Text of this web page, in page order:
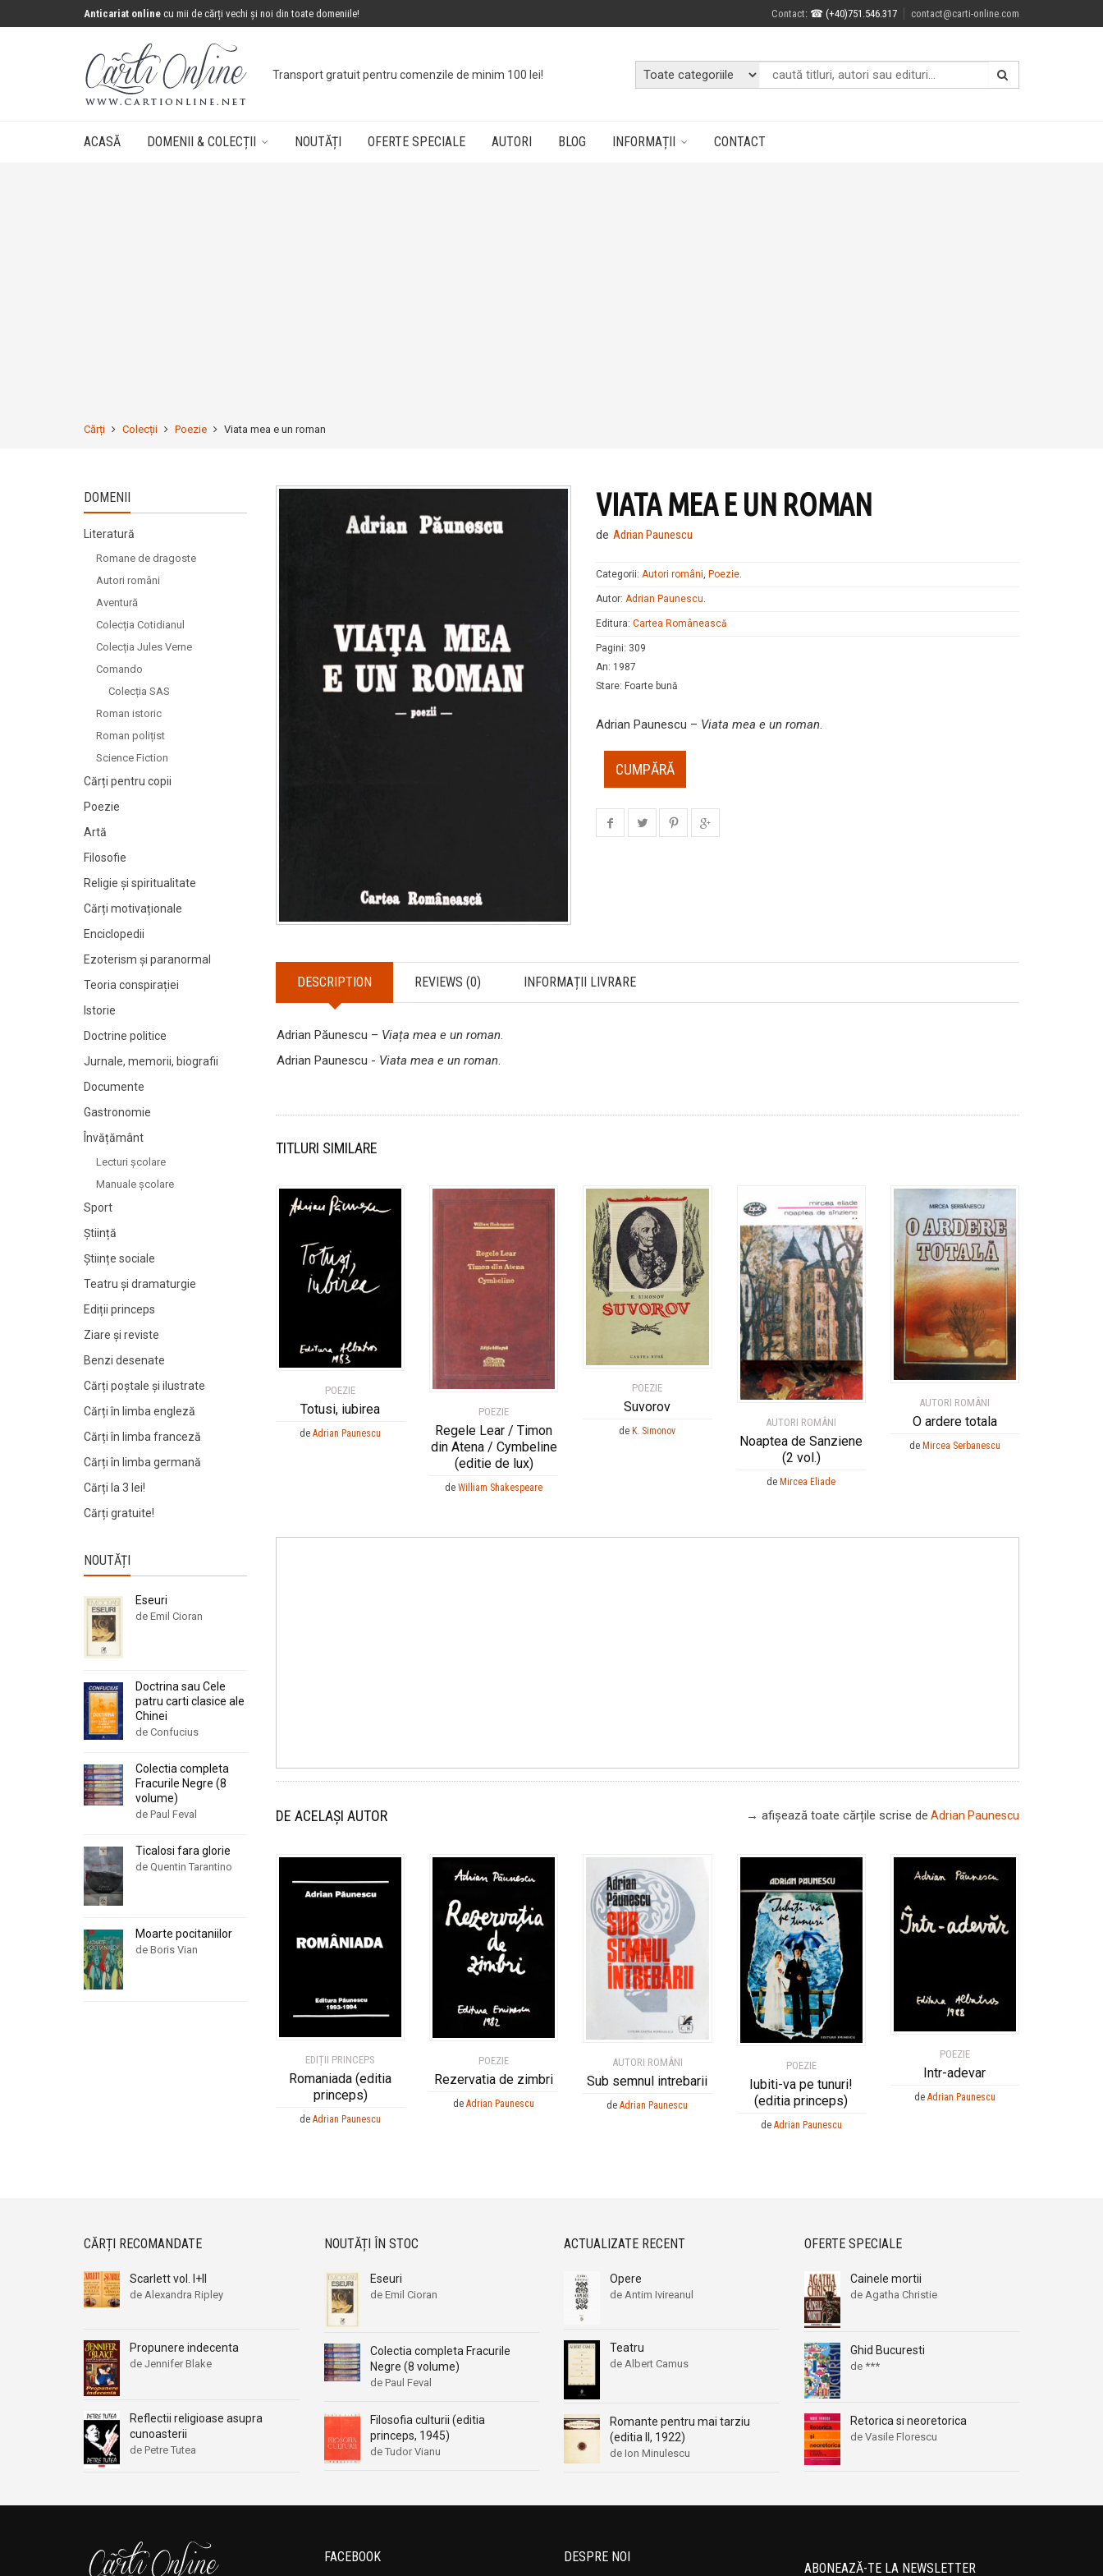
Anticariat online cu mii de cărți vechi și noi din toate domeniile! Contact: ☎ (+40)751.546.317 contact@carti-online.com
Transport gratuit pentru comenzile de minim 100 lei!
ACASĂ DOMENII & COLECȚII NOUTĂȚI OFERTE SPECIALE AUTORI BLOG INFORMAȚII CONTACT
Cărți Colecții Poezie Viata mea e un roman
VIATA MEA E UN ROMAN
de Adrian Paunescu
Categorii: Autori români, Poezie.
Autor: Adrian Paunescu.
Editura: Cartea Românească
Pagini: 309
An: 1987
Stare: Foarte bună
Adrian Paunescu – Viata mea e un roman.
CUMPĂRĂ
DESCRIPTION REVIEWS (0) INFORMAȚII LIVRARE
Adrian Păunescu – Viața mea e un roman.
Adrian Paunescu - Viata mea e un roman.
TITLURI SIMILARE
POEZIE
Totusi, iubirea
deAdrian Paunescu
POEZIE
Regele Lear / Timon
din Atena / Cymbeline
(editie de lux)
deWilliam Shakespeare
POEZIE
Suvorov
deK. Simonov
AUTORI ROMÂNI
Noaptea de Sanziene
(2 vol.)
de Mircea Eliade
AUTORI ROMÂNI
O ardere totala
de Mircea Serbanescu
DE ACELAȘI AUTOR → afișează toate cărțile scrise de Adrian Paunescu
EDIȚII PRINCEPS
Romaniada (editia
princeps)
deAdrian Paunescu
POEZIE
Rezervatia de zimbri
deAdrian Paunescu
AUTORI ROMÂNI
Sub semnul intrebarii
deAdrian Paunescu
POEZIE
Iubiti-va pe tunuri!
(editia princeps)
de Adrian Paunescu
POEZIE
Intr-adevar
de Adrian Paunescu
DOMENII
Literatură
Romane de dragoste
Autori români
Aventură
Colecția Cotidianul
Colecția Jules Verne
Comando
Colecția SAS
Roman istoric
Roman polițist
Science Fiction
Cărți pentru copii
Poezie
Artă
Filosofie
Religie și spiritualitate
Cărți motivaționale
Enciclopedii
Ezoterism și paranormal
Teoria conspirației
Istorie
Doctrine politice
Jurnale, memorii, biografii
Documente
Gastronomie
Învățământ
Lecturi şcolare
Manuale şcolare
Sport
Știință
Științe sociale
Teatru și dramaturgie
Ediții princeps
Ziare şi reviste
Benzi desenate
Cărți poștale și ilustrate
Cărți în limba engleză
Cărți în limba franceză
Cărți în limba germană
Cărți la 3 lei!
Cărți gratuite!
NOUTĂȚI
Eseuri
de Emil Cioran
Doctrina sau Cele
patru carti clasice ale
Chinei
de Confucius
Colectia completa
Fracurile Negre (8
volume)
de Paul Feval
Ticalosi fara glorie
de Quentin Tarantino
Moarte pocitaniilor
de Boris Vian
CĂRȚI RECOMANDATE
Scarlett vol. I+II
de Alexandra Ripley
Propunere indecenta
de Jennifer Blake
Reflectii religioase asupra
cunoasterii
de Petre Tutea
NOUTĂȚI ÎN STOC
Eseuri
de Emil Cioran
Colectia completa Fracurile
Negre (8 volume)
de Paul Feval
Filosofia culturii (editia
princeps, 1945)
de Tudor Vianu
ACTUALIZATE RECENT
Opere
de Antim Ivireanul
Teatru
de Albert Camus
Romante pentru mai tarziu
(editia II, 1922)
de Ion Minulescu
OFERTE SPECIALE
Cainele mortii
de Agatha Christie
Ghid Bucuresti
de ***
Retorica si neoretorica
de Vasile Florescu
FACEBOOK DESPRE NOI
ABONEAZĂ-TE LA NEWSLETTER